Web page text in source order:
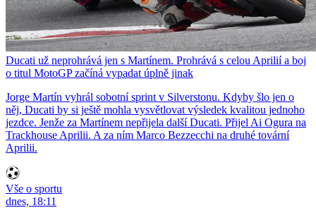
Ducati už neprohrává jen s Martínem. Prohrává s celou Aprilií a boj
o titul MotoGP začíná vypadat úplně jinak
Jorge Martín vyhrál sobotní sprint v Silverstonu. Kdyby šlo jen o
něj, Ducati by si ještě mohla vysvětlovat výsledek kvalitou jednoho
jezdce. Jenže za Martínem nepřijela další Ducati. Přijel Ai Ogura na
Trackhouse Aprilii. A za ním Marco Bezzecchi na druhé tovární
Aprilii.
Vše o sportu
dnes, 18:11